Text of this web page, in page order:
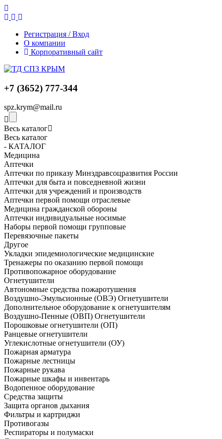
Регистрация / Вход
О компании
Корпоративный сайт
+7 (3652) 777-344
spz.krym@mail.ru
Весь каталог
Весь каталог
- КАТАЛОГ
Медицина
Аптечки
Аптечки по приказу Минздравсоцразвития России
Аптечки для быта и повседневной жизни
Аптечки для учреждений и производств
Аптечки первой помощи отраслевые
Медицина гражданской обороны
Аптечки индивидуальные носимые
Наборы первой помощи групповые
Перевязочные пакеты
Другое
Укладки эпидемиологические медицинские
Тренажеры по оказанию первой помощи
Противопожарное оборудование
Огнетушители
Автономные средства пожаротушения
Воздушно-Эмульсионные (ОВЭ) Огнетушители
Дополнительное оборудование к огнетушителям
Воздушно-Пенные (ОВП) Огнетушители
Порошковые огнетушители (ОП)
Ранцевые огнетушители
Углекислотные огнетушители (ОУ)
Пожарная арматура
Пожарные лестницы
Пожарные рукава
Пожарные шкафы и инвентарь
Водопенное оборудование
Средства защиты
Защита органов дыхания
Фильтры и картриджи
Противогазы
Респираторы и полумаски